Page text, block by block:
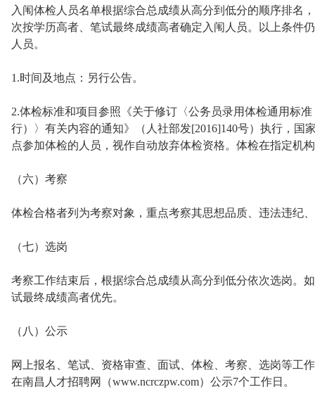
入闱体检人员名单根据综合总成绩从高分到低分的顺序排名
次按学历高者、笔试最终成绩高者确定入闱人员。以上条件
人员。
1.时间及地点：另行公告。
2.体检标准和项目参照《关于修订〈公务员录用体检通用标
行）〉有关内容的通知》（人社部发[2016]140号）执行，国
点参加体检的人员，视作自动放弃体检资格。体检在指定机
（六）考察
体检合格者列为考察对象，重点考察其思想品质、违法违纪
（七）选岗
考察工作结束后，根据综合总成绩从高分到低分依次选岗。
试最终成绩高者优先。
（八）公示
网上报名、笔试、资格审查、面试、体检、考察、选岗等工
在南昌人才招聘网（www.ncrczpw.com）公示7个工作日。